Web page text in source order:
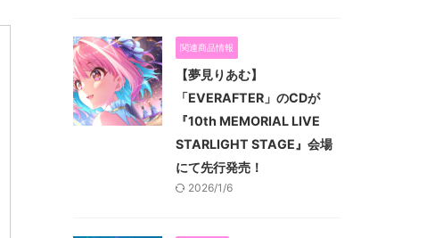
関連商品情報
【夢見りあむ】
「EVERAFTER」のCDが
『10th MEMORIAL LIVE
STARLIGHT STAGE』会場
にて先行発売！
2026/1/6